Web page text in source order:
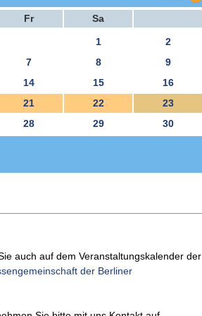
Fr Sa
1
2
7 8
9
14 15
16
21 22
23
28 29 30
auch auf dem Veranstaltungskalender der
der Berliner